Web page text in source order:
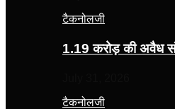
टैकनोलजी
1.19 करोड़ की अवैध
टैकनोलजी